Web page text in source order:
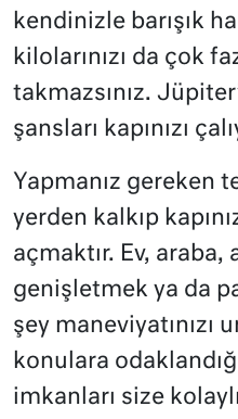
kendinizle barışık
kilolarınızı da çok
takmazsınız.
şansları kapınızı
Yapmanız gereken
yerden kalkıp
açmaktır. Ev, araba,
genişletmek ya da
şey maneviyatınızı
konulara
imkanları size